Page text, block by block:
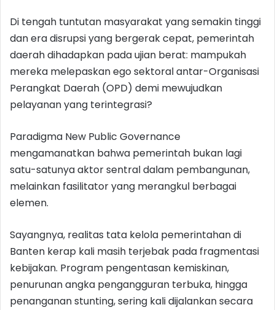
Di tengah tuntutan masyarakat yang semakin tinggi
dan era disrupsi yang bergerak cepat, pemerintah
daerah dihadapkan pada ujian berat: mampukah
mereka melepaskan ego sektoral antar-Organisasi
Perangkat Daerah (OPD) demi mewujudkan
pelayanan yang terintegrasi?
Paradigma New Public Governance
mengamanatkan bahwa pemerintah bukan lagi
satu-satunya aktor sentral dalam pembangunan,
melainkan fasilitator yang merangkul berbagai
elemen.
Sayangnya, realitas tata kelola pemerintahan di
Banten kerap kali masih terjebak pada fragmentasi
kebijakan. Program pengentasan kemiskinan,
penurunan angka pengangguran terbuka, hingga
penanganan stunting, sering kali dijalankan secara